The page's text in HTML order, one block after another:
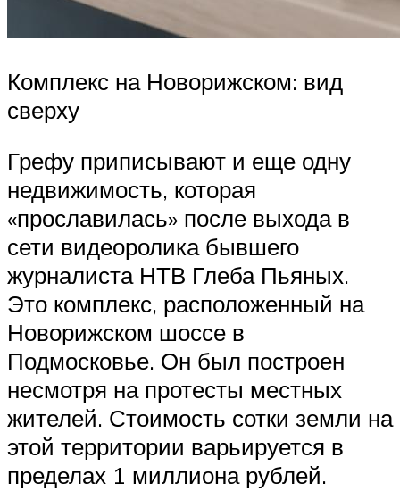
Комплекс на Новорижском: вид
сверху
Грефу приписывают и еще одну
недвижимость, которая
«прославилась» после выхода в
сети видеоролика бывшего
журналиста НТВ Глеба Пьяных.
Это комплекс, расположенный на
Новорижском шоссе в
Подмосковье. Он был построен
несмотря на протесты местных
жителей. Стоимость сотки земли на
этой территории варьируется в
пределах 1 миллиона рублей.